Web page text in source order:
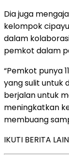
Dia juga
kelompok
dalam
pemkot dalam
“Pemkot punya
yang sulit untuk
berjalan untuk
meningkatkan
membuang
IKUTI BERITA